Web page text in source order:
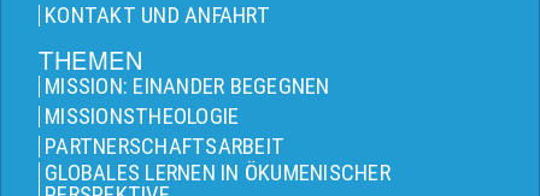
KONTAKT UND ANFAHRT
THEMEN
MISSION: EINANDER BEGEGNEN
MISSIONSTHEOLOGIE
PARTNERSCHAFTSARBEIT
GLOBALES LERNEN IN ÖKUMENISCHER